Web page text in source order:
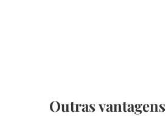
Outras vantagens